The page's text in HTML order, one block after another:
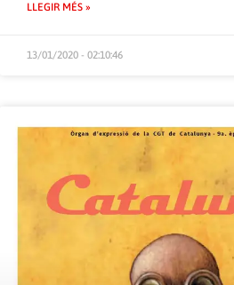
LLEGIR MÉS »
13/01/2020 - 02:10:46